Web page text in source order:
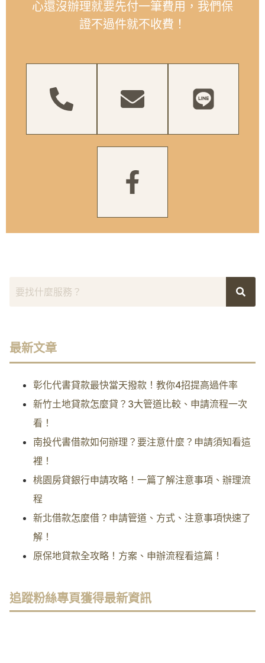
心還沒辦理就要先付一筆費用，我們保
證不過件就不收費！
最新文章
彰化代書貸款最快當天撥款！教你4招提高過件率
新竹土地貸款怎麼貸？3大管道比較、申請流程一次
看！
南投代書借款如何辦理？要注意什麼？申請須知看這
裡！
桃園房貸銀行申請攻略！一篇了解注意事項、辦理流
程
新北借款怎麼借？申請管道、方式、注意事項快速了
解！
原保地貸款全攻略！方案、申辦流程看這篇！
追蹤粉絲專頁獲得最新資訊